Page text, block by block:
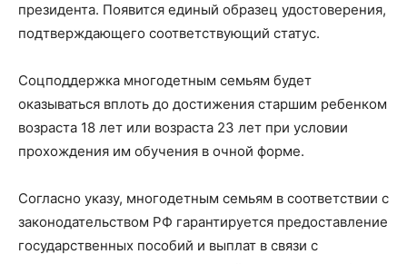
президента. Появится единый образец удостоверения,
подтверждающего соответствующий статус.
Соцподдержка многодетным семьям будет
оказываться вплоть до достижения старшим ребенком
возраста 18 лет или возраста 23 лет при условии
прохождения им обучения в очной форме.
Согласно указу, многодетным семьям в соответствии с
законодательством РФ гарантируется предоставление
государственных пособий и выплат в связи с